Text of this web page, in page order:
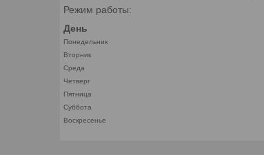
Режим работы:
День
Понедельник
Вторник
Среда
Четверг
Пятница
Суббота
Воскресенье